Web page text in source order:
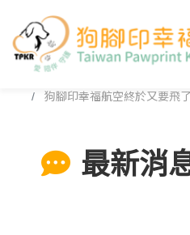
狗腳印幸福航空終於又要飛
最新消